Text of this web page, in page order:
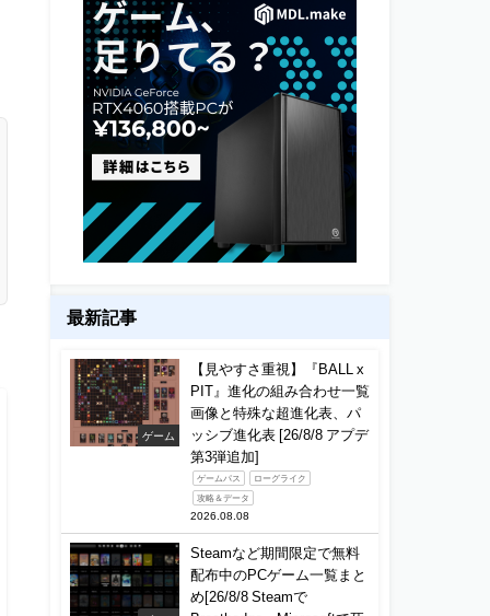
最新記事
ゲーム
【見やすさ重視】『BALL x
PIT』進化の組み合わせ一覧
画像と特殊な超進化表、パ
ッシブ進化表 [26/8/8 アプデ
第3弾追加]
ゲームパス ローグライク
攻略＆データ
2026.08.08
Steamなど期間限定で無料
配布中のPCゲーム一覧まと
め[26/8/8 Steamで